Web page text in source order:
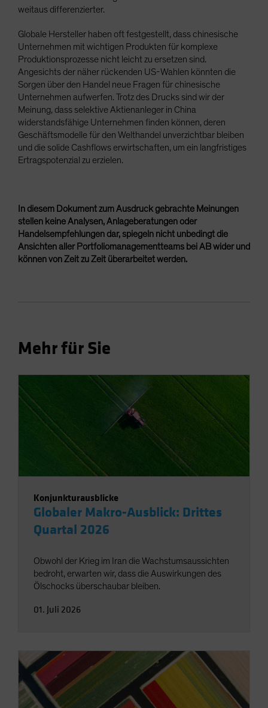
weitaus differenzierter.
Globale Hersteller haben oft festgestellt, dass chinesische
Unternehmen mit wichtigen Produkten für komplexe
Produktionsprozesse nicht leicht zu ersetzen sind.
Angesichts der näher rückenden US-Wahlen könnten die
Sorgen über den Handel neue Fragen für chinesische
Unternehmen aufwerfen. Trotz des Drucks sind wir der
Meinung, dass selektive Aktienanleger in China
widerstandsfähige Unternehmen finden können, deren
Geschäftsmodelle für den Welthandel unverzichtbar bleiben
und die solide Cashflows erwirtschaften, um ein langfristiges
Ertragspotenzial zu erzielen.
In diesem Dokument zum Ausdruck gebrachte Meinungen
stellen keine Analysen, Anlageberatungen oder
Handelsempfehlungen dar, spiegeln nicht unbedingt die
Ansichten aller Portfoliomanagementteams bei AB wider und
können von Zeit zu Zeit überarbeitet werden.
Mehr für Sie
Konjunkturausblicke
Globaler Makro-Ausblick: Drittes
Quartal 2026
Obwohl der Krieg im Iran die Wachstumsaussichten
bedroht, erwarten wir, dass die Auswirkungen des
Ölschocks überschaubar bleiben.
01. Juli 2026